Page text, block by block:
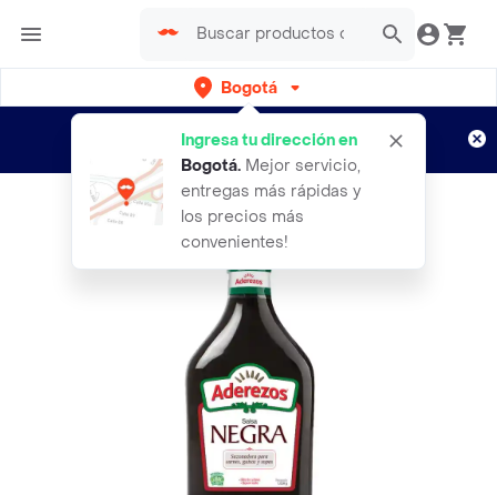
Bogotá
Ingresa tu dirección en
Bogotá. Mejor servicio,
entregas más rápidas y
los precios más
convenientes!
envíos gratis por semanas
Aplican TyC